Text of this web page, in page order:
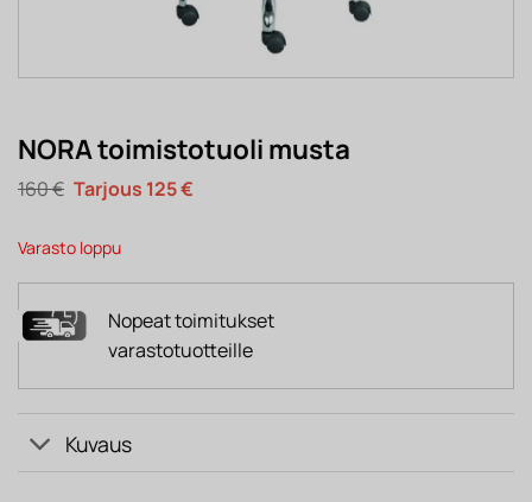
NORA toimistotuoli musta
160€ Alkuperäinen
hinta
160 €.
125€Nykyinen
Varasto loppu
Nopeat toimitukset
varastotuotteille
Kuvaus